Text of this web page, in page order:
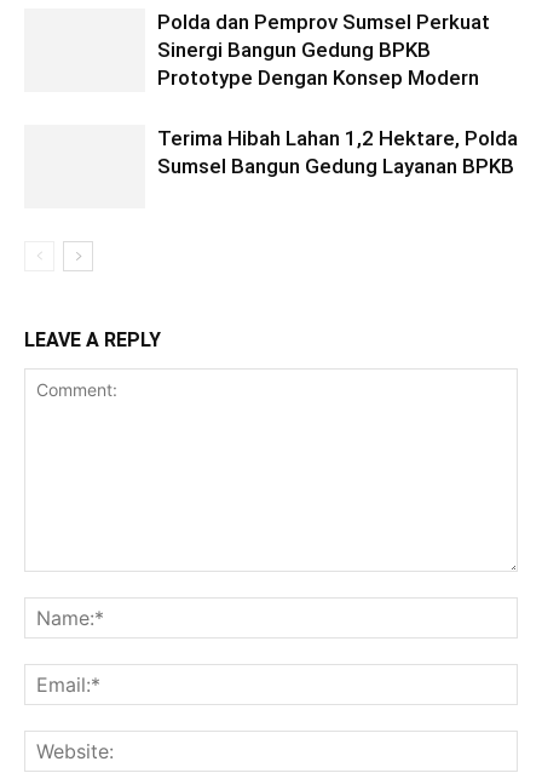
Polda dan Pemprov Sumsel Perkuat
Sinergi Bangun Gedung BPKB
Prototype Dengan Konsep Modern
Terima Hibah Lahan 1,2 Hektare, Polda
Sumsel Bangun Gedung Layanan BPKB
LEAVE A REPLY